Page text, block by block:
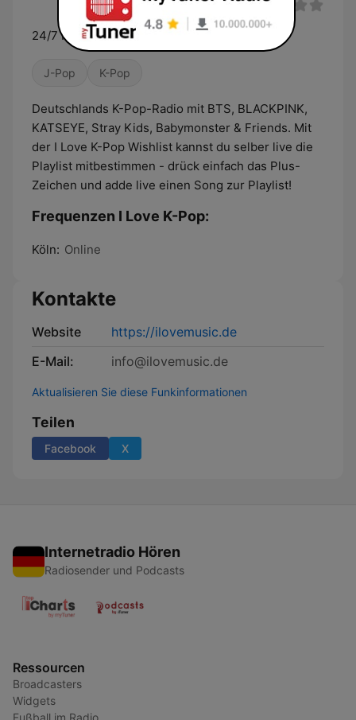
24/7 Interactive Kpop-Radio by ilovemusic.de
J-Pop K-Pop
Deutschlands K-Pop-Radio mit BTS, BLACKPINK,
KATSEYE, Stray Kids, Babymonster & Friends. Mit
der I Love K-Pop Wishlist kannst du selber live die
Playlist mitbestimmen - drück einfach das Plus-
Zeichen und adde live einen Song zur Playlist!
Frequenzen I Love K-Pop:
Köln: Online
Kontakte
Website
https://ilovemusic.de
E-Mail:
info@ilovemusic.de
Aktualisieren Sie diese Funkinformationen
Teilen
Facebook X
Internetradio Hören
Radiosender und Podcasts
Ressourcen
Broadcasters
Widgets
Fußball im Radio